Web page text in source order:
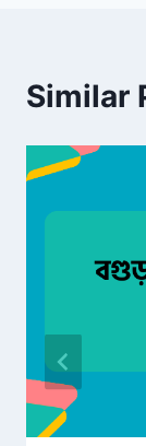
Similar